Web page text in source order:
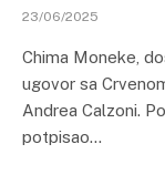
23/06/2025
Chima Moneke,
ugovor sa
Andrea Calzoni.
potpisao…